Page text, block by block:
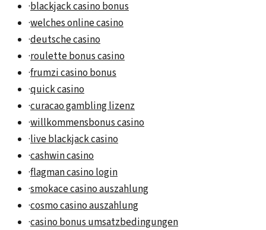
·blackjack casino bonus
·welches online casino
·deutsche casino
·roulette bonus casino
·frumzi casino bonus
·quick casino
·curacao gambling lizenz
·willkommensbonus casino
·live blackjack casino
·cashwin casino
·flagman casino login
·smokace casino auszahlung
·cosmo casino auszahlung
·casino bonus umsatzbedingungen